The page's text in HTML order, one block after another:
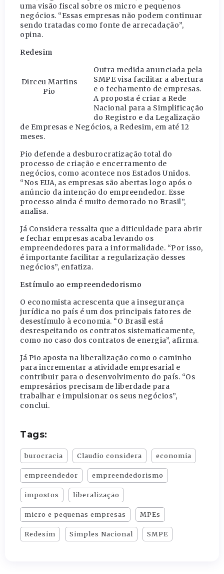
uma visão fiscal sobre os micro e pequenos
negócios. “Essas empresas não podem continuar
sendo tratadas como fonte de arrecadação”,
opina.
Redesim
Dirceu Martins
Pio
Outra medida anunciada pela
SMPE visa facilitar a abertura
e o fechamento de empresas.
A proposta é criar a Rede
Nacional para a Simplificação
do Registro e da Legalização
de Empresas e Negócios, a Redesim, em até 12
meses.
Pio defende a desburocratização total do
processo de criação e encerramento de
negócios, como acontece nos Estados Unidos.
“Nos EUA, as empresas são abertas logo após o
anúncio da intenção do empreendedor. Esse
processo ainda é muito demorado no Brasil”,
analisa.
Já Considera ressalta que a dificuldade para abrir
e fechar empresas acaba levando os
empreendedores para a informalidade. “Por isso,
é importante facilitar a regularização desses
negócios”, enfatiza.
Estímulo ao empreendedorismo
O economista acrescenta que a insegurança
jurídica no país é um dos principais fatores de
desestímulo à economia. “O Brasil está
desrespeitando os contratos sistematicamente,
como no caso dos contratos de energia”, afirma.
Já Pio aposta na liberalização como o caminho
para incrementar a atividade empresarial e
contribuir para o desenvolvimento do país. “Os
empresários precisam de liberdade para
trabalhar e impulsionar os seus negócios”,
conclui.
Tags:
burocracia Claudio considera economia
empreendedor empreendedorismo
impostos liberalização
micro e pequenas empresas MPEs
Redesim Simples Nacional SMPE